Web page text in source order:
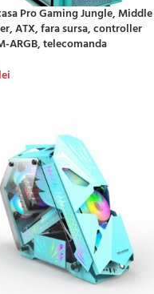
Pro Gaming Jungle, Middle
ATX, fara sursa, controller
ARGB, telecomanda
lei